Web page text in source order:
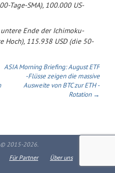
Tage-SMA), 100.000 US-
Ende der Ichimoku-
Hoch), 115.938 USD (die 50-
ASIA Morning Briefing: August ETF
-Flüsse zeigen die massive
Ausweite von BTC zur ETH -
Rotation →
© 2015-2026.
Für Partner Über uns